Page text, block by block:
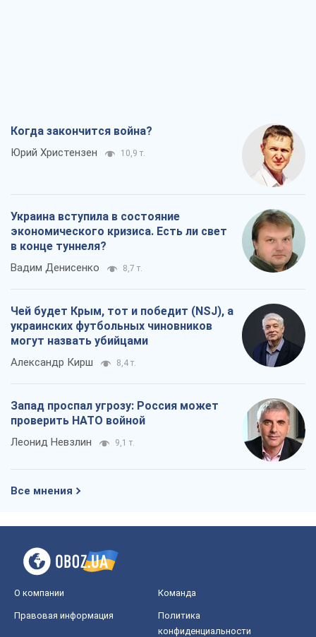
Когда закончится война?
Юрий Христензен 10,9 т.
Украина вступила в состояние
экономического кризиса. Есть ли свет
в конце туннеля?
Вадим Денисенко 8,7 т.
Чей будет Крым, тот и победит (NSJ), а
украинских футбольных чиновников
могут назвать убийцами
Александр Кирш 8,4 т.
Запад проспал угрозу: Россия может
проверить НАТО войной
Леонид Невзлин 9,1 т.
Все мнения
О компании Команда
Правовая информация
Политика
конфиденциальности